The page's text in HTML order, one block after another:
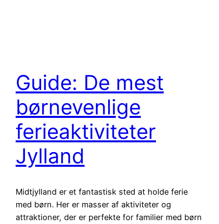
Guide: De mest
børnevenlige
ferieaktiviteter
Jylland
Midtjylland er et fantastisk sted at holde ferie
med børn. Her er masser af aktiviteter og
attraktioner, der er perfekte for familier med børn